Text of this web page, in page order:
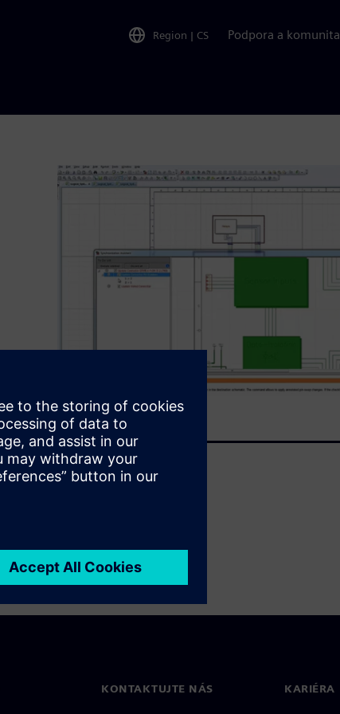
Region | CS Podpora a komunita
KONTAKTUJTE NÁS KARIÉRA